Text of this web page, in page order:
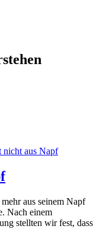
aus seinem Napf
Nach einem
stellten wir fest, dass